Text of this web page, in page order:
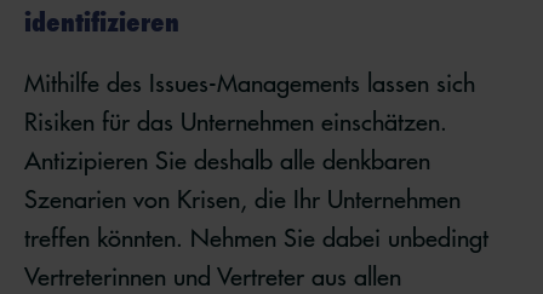
identifizieren
Mithilfe des Issues-Managements lassen sich
Risiken für das Unternehmen einschätzen.
Antizipieren Sie deshalb alle denkbaren
Szenarien von Krisen, die Ihr Unternehmen
treffen könnten. Nehmen Sie dabei unbedingt
Vertreterinnen und Vertreter aus allen